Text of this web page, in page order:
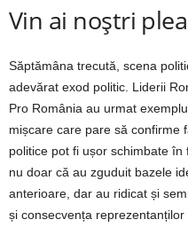
Vin ai noștri
Săptămâna trecută, scena
adevărat exod politic. Liderii
Pro România au urmat
mișcare care pare să confirme
politice pot fi ușor schimbate
nu doar că au zguduit bazele
anterioare, dar au ridicat și
și consecvența reprezentanților